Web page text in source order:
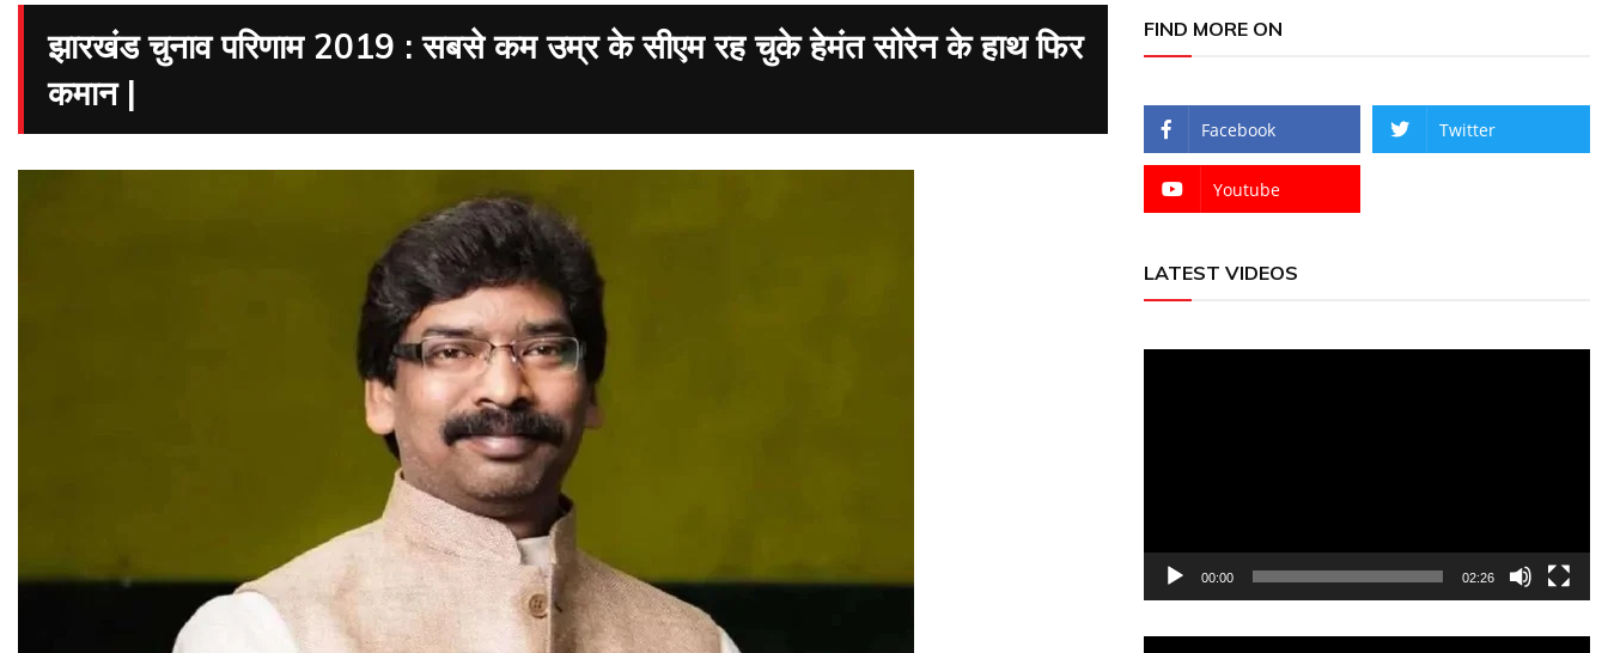
झारखंड चुनाव परिणाम 2019 : सबसे कम उम्र के सीएम रह चुके हेमंत सोरेन के हाथ फिर
कमान |
FIND MORE ON
Facebook Twitter
Youtube
LATEST VIDEOS
00:00 02:26